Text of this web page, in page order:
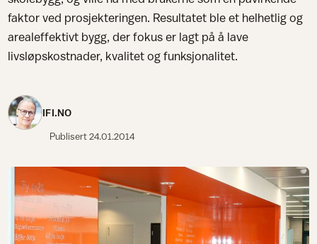
faktor ved prosjekteringen. Resultatet ble et helhetlig og
arealeffektivt bygg, der fokus er lagt på å lave
livsløpskostnader, kvalitet og funksjonalitet.
IFI.NO
Publisert24.01.2014